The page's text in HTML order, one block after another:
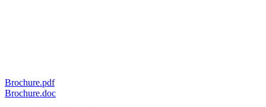
Brochure.pdf
Brochure.doc